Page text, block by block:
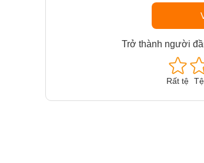
Trở thành người
Rất tệ Tệ